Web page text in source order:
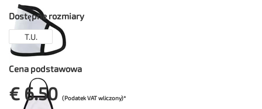
Dostępne rozmiary
T.U.
Cena podstawowa
€ 6.50 (Podatek VAT wliczony)*